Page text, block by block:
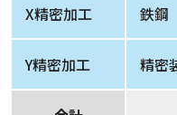
X精密加工 鉄鋼
Y精密加工 精密